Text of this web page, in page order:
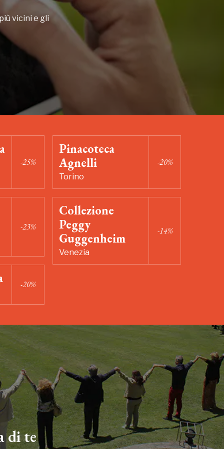
vicini e gli
-25%
Pinacoteca
Agnelli
Torino
-20%
-23%
Collezione
Peggy
Guggenheim
Venezia
-14%
-20%
di te